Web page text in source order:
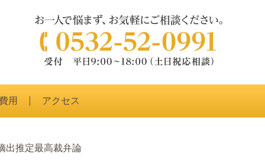
用 アクセス
出推定最高裁弁論